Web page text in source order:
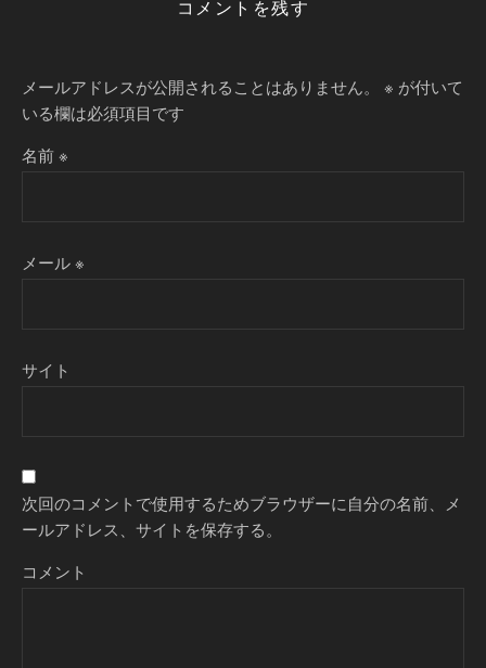
コメントを残す
メールアドレスが公開されることはありません。 ※ が付いて
いる欄は必須項目です
名前※
メール※
サイト
次回のコメントで使用するためブラウザーに自分の名前、メ
ールアドレス、サイトを保存する。
コメント